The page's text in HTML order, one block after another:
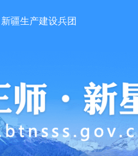
新疆生产建设兵团